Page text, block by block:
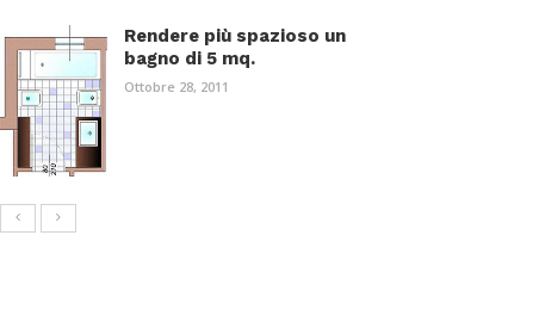
Rendere più spazioso un
bagno di 5 mq.
Ottobre 28, 2011